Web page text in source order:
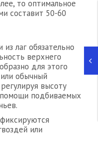
то оптимальное
составит 50-60
лаг обязательно
верхнего
для этого
обычный
высоту
подбиваемых
или